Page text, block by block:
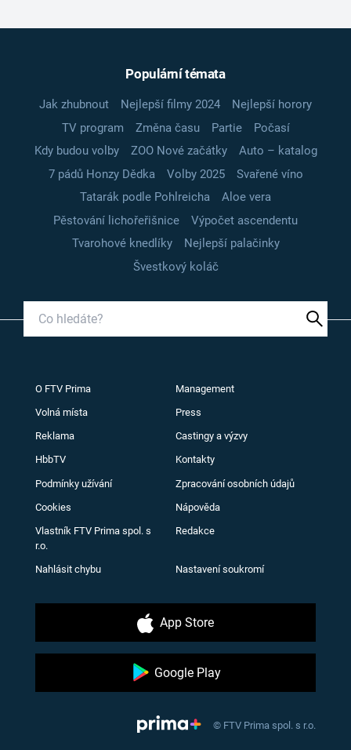
Populární témata
Jak zhubnout Nejlepší filmy 2024
Nejlepší horory
TV program
Změna času Partie
Počasí
Kdy budou volby
ZOO Nové začátky
Auto – katalog
7 pádů Honzy Dědka
Volby 2025
Svařené víno
Tatarák podle Pohlreicha
Aloe vera
Pěstování lichořeřišnice
Výpočet ascendentu
Tvarohové knedlíky
Nejlepší palačinky
Švestkový koláč
O FTV Prima Management
Volná místa Press
Reklama Castingy a výzvy
HbbTV Kontakty
Podmínky užívání Zpracování osobních údajů
Cookies Nápověda
Vlastník FTV Prima spol. s
r.o.
Redakce
Nahlásit chybu Nastavení soukromí
App Store
Google Play
© FTV Prima spol. s r.o.